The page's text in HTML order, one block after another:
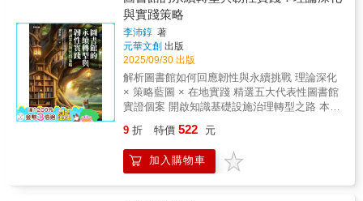
趣，所有藏書愛好者都會感興趣。他的評論尤
其令人覺得好玩，他提到別讓婦女靠近您的書
的事情（這裡指得是打掃，他並未提及是否讓
她們閱讀書），就古今不同時代社會狀況而
言，這簡直太好笑了。——pinknantucket《此
乃書之大敵》是一本關於19世紀藏書家和藏書
人威廉·布雷德斯談論書籍保存的書。 該書於
1880年首次出版，並於1881年，1888年，1896
年和1902年以不同版本重新出版，並在二十一
記錄了他觀察到各種虐待書本的現象，並以熱
情地呼籲人們敬重舊書而告終。——Avel
Rudenko這本書關於書籍種種敵人的十九世紀
何商店的屬性，書店塑造著自己的讀者乃至作
家，也影響著我們讀書的品味、思想和政治觀
念，它們帶給當地社區民眾精神食糧的同時又
在不斷創建自己的新領域。在正確的時間把正
確的書給一個正確的人，可能會改變這些人的
一生。讀者、作家和文學也隨著我們買書的方
式和地點被影響著。《那些書店這些人》是一
部充滿情懷且引人入勝的美國書店發展史，講
述了書店在人們文化生活中的中心地位，以及
的作用。 在書中，作者艾文‧佛里斯鉅細靡遺地
從美國開國之初，富蘭克林創辦的第一間書店
開始說起，細數美國歷史上重要的、且別具特
與實踐策略
李沛錞 著
元華文創 出版
2025/09/30 出版
解析圖書館如何回應韌性與永續挑戰 理論深化
× 策略藍圖 × 在地實踐 精選五大代表性圖書館
實證個案 開啟知識基礎設施治理轉型之路 本書
從制度設計、社區行動到數位轉型，系統整合
「永續發展目標」與「韌性治理」理論架構，
提出圖書館永續轉型的策略藍圖。全書涵蓋理
9 折 特價 522 元
加入購物車